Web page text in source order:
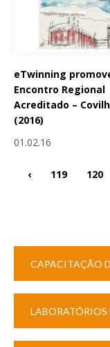
eTwinning
Encontro Regional
Acreditado –
(2016)
01.02.16
‹ 119 120
CAPACITAÇÃO